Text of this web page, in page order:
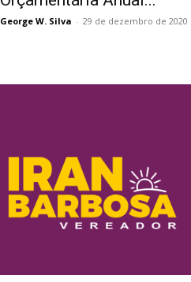
George W. Silva - 29 de dezembro de 2020